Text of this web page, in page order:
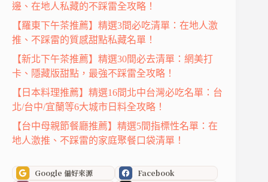
邊、在地人私藏的不踩雷全攻略！
【羅東下午茶推薦】精選3間必吃清單：在地人激
推、不踩雷的質感甜點私藏名單！
【新北下午茶推薦】精選30間必去清單：網美打
卡、隱藏版甜點，最強不踩雷全攻略！
【日本料理推薦】精選16間北中台灣必吃名單：台
北/台中/宜蘭等6大城市日料全攻略！
【台中母親節餐廳推薦】精選5間指標性名單：在
地人激推、不踩雷的家庭聚餐口袋清單！
Google 偏好來源 Facebook